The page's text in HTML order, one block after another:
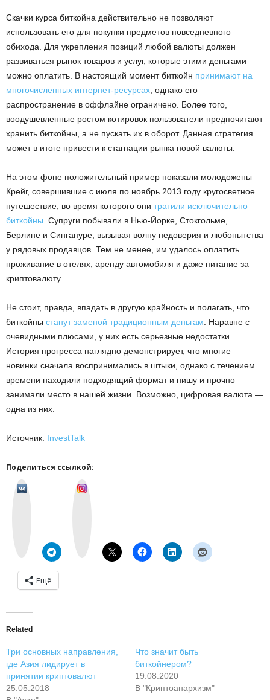
Скачки курса биткойна действительно не позволяют
использовать его для покупки предметов повседневного
обихода. Для укрепления позиций любой валюты должен
развиваться рынок товаров и услуг, которые этими деньгами
можно оплатить. В настоящий момент биткойн принимают на
многочисленных интернет-ресурсах , однако его
распространение в оффлайне ограничено. Более того,
воодушевленные ростом котировок пользователи предпочитают
хранить биткойны, а не пускать их в оборот. Данная стратегия
может в итоге привести к стагнации рынка новой валюты.
На этом фоне положительный пример показали молодожены
Крейг, совершившие с июля по ноябрь 2013 году кругосветное
путешествие, во время которого они тратили исключительно
биткойны . Супруги побывали в Нью-Йорке, Стокгольме,
Берлине и Сингапуре, вызывая волну недоверия и любопытства
у рядовых продавцов. Тем не менее, им удалось оплатить
проживание в отелях, аренду автомобиля и даже питание за
криптовалюту.
Не стоит, правда, впадать в другую крайность и полагать, что
биткойны станут заменой традиционным деньгам . Наравне с
очевидными плюсами, у них есть серьезные недостатки.
История прогресса наглядно демонстрирует, что многие
новинки сначала воспринимались в штыки, однако с течением
времени находили подходящий формат и нишу и прочно
занимали место в нашей жизни. Возможно, цифровая валюта —
одна из них.
Источник: InvestTalk
Поделиться ссылкой:
Ещё
Related
Три основных направления,
где Азия лидирует в
принятии криптовалют
25.05.2018
Что значит быть
биткойнером?
19.08.2020
В "Криптоанархизм"